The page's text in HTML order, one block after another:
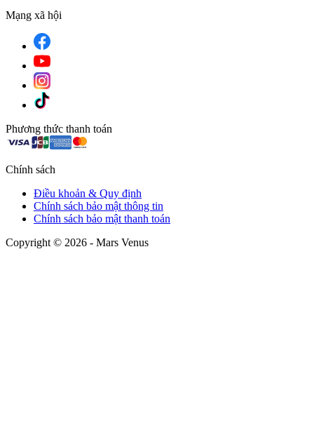
Mạng xã hội
Phương thức thanh toán
Chính sách
Điều khoản & Quy định
Chính sách bảo mật thông tin
Chính sách bảo mật thanh toán
Copyright © 2026 - Mars Venus